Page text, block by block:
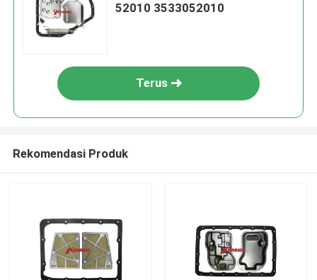
52010 3533052010
Terus
Rekomendasi Produk